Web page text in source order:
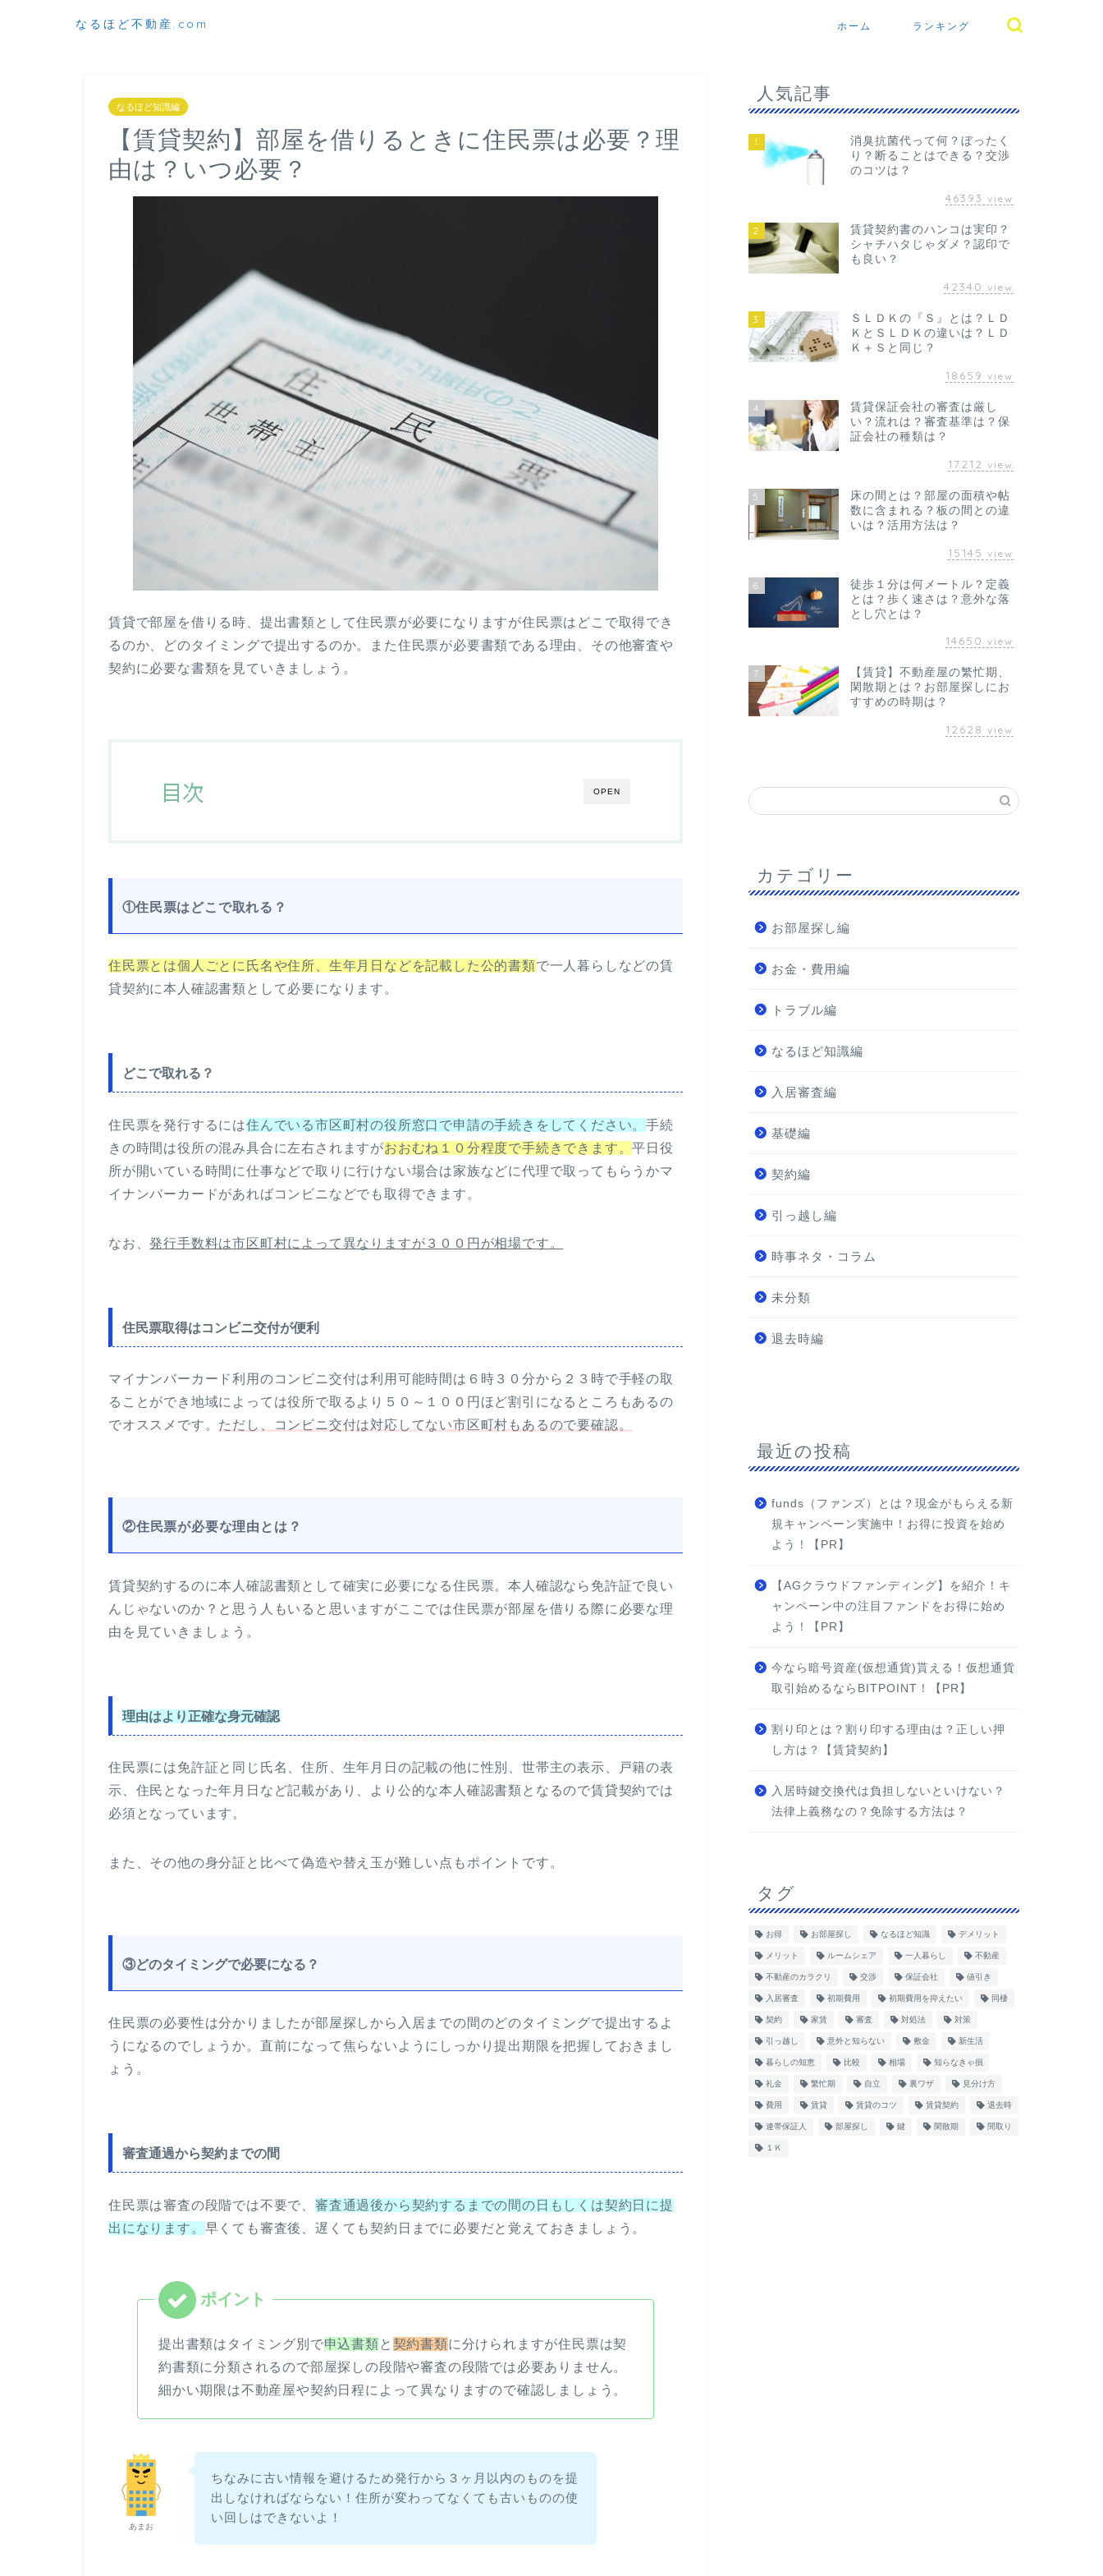
なるほど不動産.com ホーム ランキング
なるほど知識編
【賃貸契約】部屋を借りるときに住民票は必要？理
由は？いつ必要？
賃貸で部屋を借りる時、提出書類として住民票が必要になりますが住民票はどこで取得でき
るのか、どのタイミングで提出するのか。また住民票が必要書類である理由、その他審査や
契約に必要な書類を見ていきましょう。
OPEN
目次
①住民票はどこで取れる？
住民票とは個人ごとに氏名や住所、生年月日などを記載した公的書類で一人暮らしなどの賃
貸契約に本人確認書類として必要になります。
どこで取れる？
住民票を発行するには住んでいる市区町村の役所窓口で申請の手続きをしてください。手続
きの時間は役所の混み具合に左右されますがおおむね１０分程度で手続きできます。平日役
所が開いている時間に仕事などで取りに行けない場合は家族などに代理で取ってもらうかマ
イナンバーカードがあればコンビニなどでも取得できます。
なお、発行手数料は市区町村によって異なりますが３００円が相場です。
住民票取得はコンビニ交付が便利
マイナンバーカード利用のコンビニ交付は利用可能時間は６時３０分から２３時で手軽の取
ることができ地域によっては役所で取るより５０～１００円ほど割引になるところもあるの
でオススメです。 ただし、コンビニ交付は対応してない市区町村もあるので要確認。
②住民票が必要な理由とは？
賃貸契約するのに本人確認書類として確実に必要になる住民票。本人確認なら免許証で良い
んじゃないのか？と思う人もいると思いますがここでは住民票が部屋を借りる際に必要な理
由を見ていきましょう。
理由はより正確な身元確認
住民票には免許証と同じ氏名、住所、生年月日の記載の他に性別、世帯主の表示、戸籍の表
示、住民となった年月日など記載があり、より公的な本人確認書類となるので賃貸契約では
必須となっています。
また、その他の身分証と比べて偽造や替え玉が難しい点もポイントです。
③どのタイミングで必要になる？
住民票の必要性は分かりましたが部屋探しから入居までの間のどのタイミングで提出するよ
うになるのでしょうか。直前になって焦らないようにしっかり提出期限を把握しておきまし
ょう。
審査通過から契約までの間
住民票は審査の段階では不要で、 審査通過後から契約するまでの間の日もしくは契約日に提
出になります。 早くても審査後、遅くても契約日までに必要だと覚えておきましょう。
提出書類はタイミング別で申込書類 と 契約書類に分けられますが住民票は契
約書類に分類されるので部屋探しの段階や審査の段階では必要ありません。
細かい期限は不動産屋や契約日程によって異なりますので確認しましょう。
あまお
ちなみに古い情報を避けるため発行から３ヶ月以内のものを提
出しなければならない！住所が変わってなくても古いものの使
い回しはできないよ！
人気記事
1
消臭抗菌代って何？ぼったく
り？断ることはできる？交渉
のコツは？
46393 view
2
賃貸契約書のハンコは実印？
シャチハタじゃダメ？認印で
も良い？
42340 view
3
ＳＬＤＫの『Ｓ』とは？ＬＤ
ＫとＳＬＤＫの違いは？ＬＤ
Ｋ＋Ｓと同じ？
18659 view
4
賃貸保証会社の審査は厳し
い？流れは？審査基準は？保
証会社の種類は？
17212 view
5
床の間とは？部屋の面積や帖
数に含まれる？板の間との違
いは？活用方法は？
15145 view
6
徒歩１分は何メートル？定義
とは？歩く速さは？意外な落
とし穴とは？
14650 view
7
【賃貸】不動産屋の繁忙期、
閑散期とは？お部屋探しにお
すすめの時期は？
12628 view
カテゴリー
お部屋探し編
お金・費用編
トラブル編
なるほど知識編
入居審査編
基礎編
契約編
引っ越し編
時事ネタ・コラム
未分類
退去時編
最近の投稿
funds（ファンズ）とは？現金がもらえる新
規キャンペーン実施中！お得に投資を始め
よう！【PR】
【AGクラウドファンディング】を紹介！キ
ャンペーン中の注目ファンドをお得に始め
よう！【PR】
今なら暗号資産(仮想通貨)貰える！仮想通貨
取引始めるならBITPOINT！【PR】
割り印とは？割り印する理由は？正しい押
し方は？【賃貸契約】
入居時鍵交換代は負担しないといけない？
法律上義務なの？免除する方法は？
タグ
お得 お部屋探し なるほど知識 デメリット
メリット ルームシェア 一人暮らし 不動産
不動産のカラクリ 交渉 保証会社 値引き
入居審査 初期費用 初期費用を抑えたい 同棲
契約 家賃 審査 対処法 対策
引っ越し 意外と知らない 敷金 新生活
暮らしの知恵 比較 相場 知らなきゃ損
礼金 繁忙期 自立 裏ワザ 見分け方
費用 賃貸 賃貸のコツ 賃貸契約 退去時
連帯保証人 部屋探し 鍵 閑散期 間取り
１Ｋ